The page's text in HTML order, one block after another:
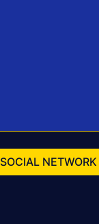
SOCIAL NETWORK